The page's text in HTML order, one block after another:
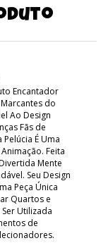
Encantador
do
Ao Design
Fãs de
É Uma
Feita
Mente
Seu Design
Peça Única
Quartos e
Utilizada
de